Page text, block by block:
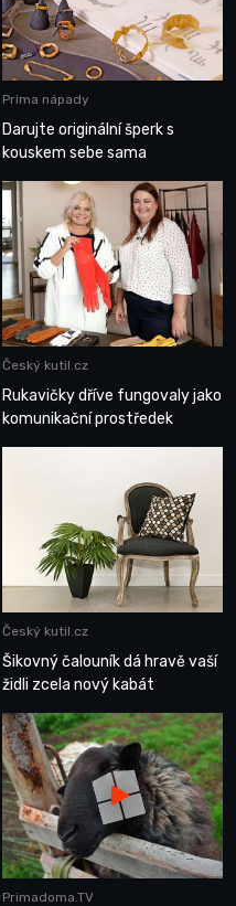
Prima nápady
Darujte originální šperk s
kouskem sebe sama
Český kutil.cz
Rukavičky dříve fungovaly jako
komunikační prostředek
Český kutil.cz
Šikovný čalouník dá hravě vaší
židli zcela nový kabát
Primadoma.TV